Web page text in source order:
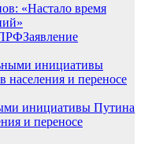
«Настало время
Заявление
инициативы Путина
и переносе